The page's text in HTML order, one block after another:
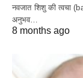
नवजात शिशु की त्वचा
अनुभव…
8 months ago